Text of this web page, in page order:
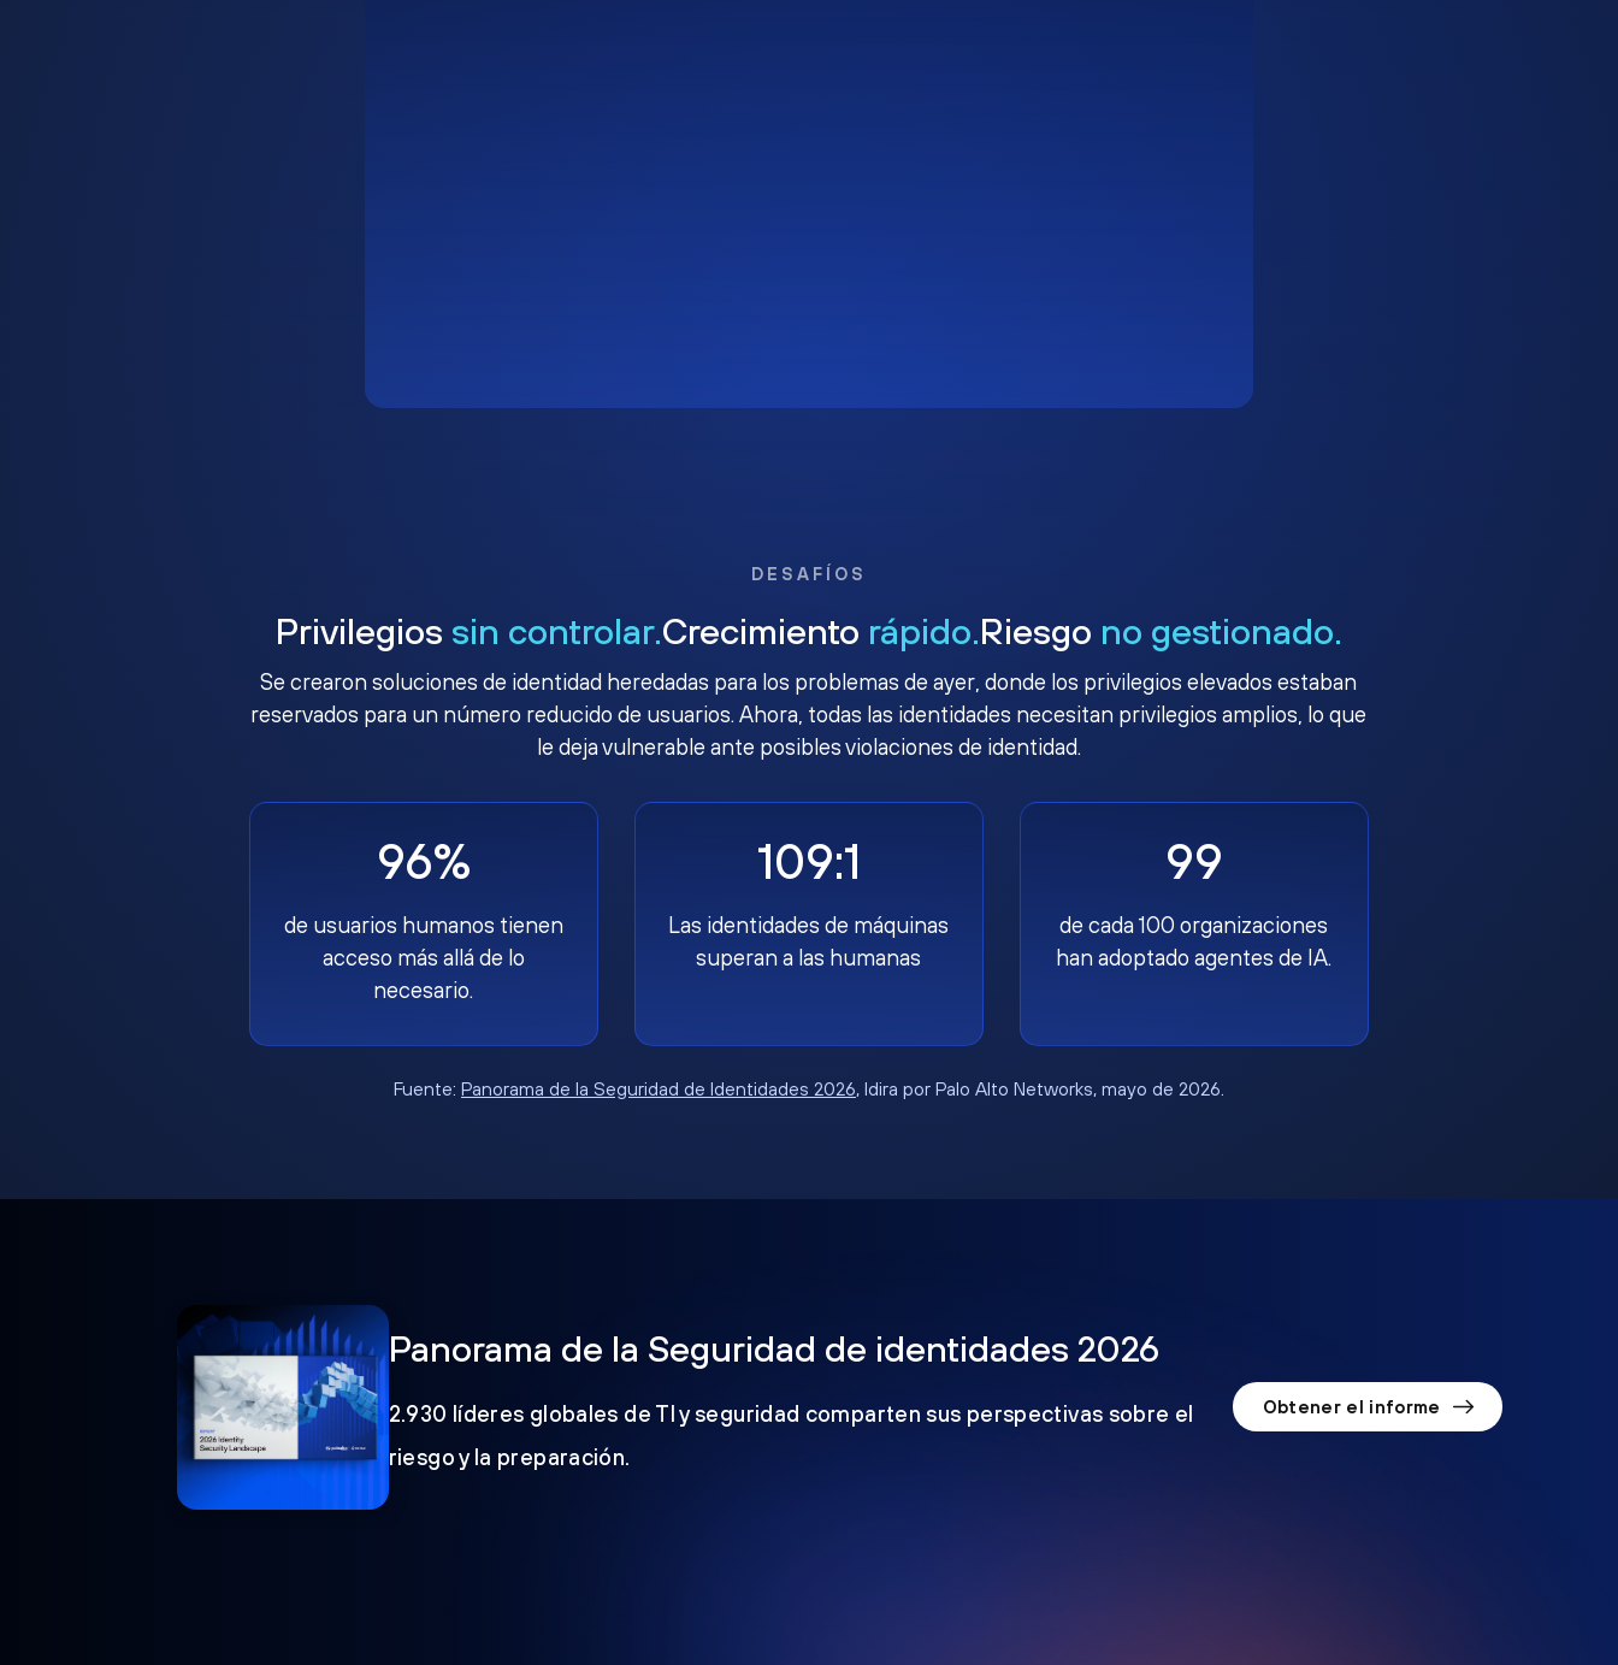
DESAFÍOS
Privilegios sin controlar.Crecimiento rápido.Riesgo no gestionado.
Se crearon soluciones de identidad heredadas para los problemas de ayer, donde los privilegios elevados estaban
reservados para un número reducido de usuarios. Ahora, todas las identidades necesitan privilegios amplios, lo que
le deja vulnerable ante posibles violaciones de identidad.
96%
de usuarios humanos tienen
acceso más allá de lo
necesario.
109:1
Las identidades de máquinas
superan a las humanas
99
de cada 100 organizaciones
han adoptado agentes de IA.
Fuente: Panorama de la Seguridad de Identidades 2026, Idira por Palo Alto Networks, mayo de 2026.
Panorama de la Seguridad de identidades 2026
2.930 líderes globales de TI y seguridad comparten sus perspectivas sobre el
riesgo y la preparación.
Obtener el informe